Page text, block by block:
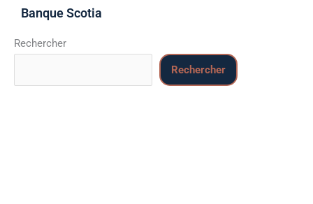
Banque Scotia
Rechercher
Rechercher